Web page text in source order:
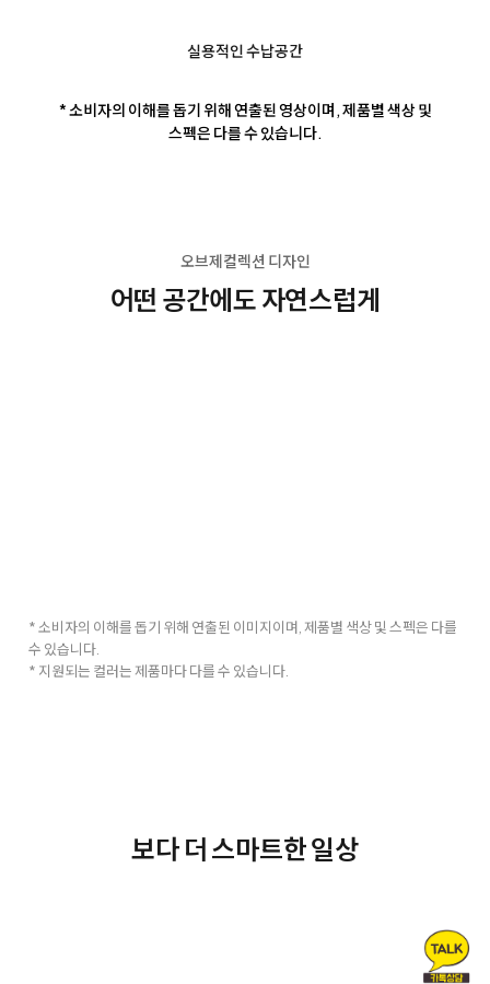
실용적인 수납공간
* 소비자의 이해를 돕기 위해 연출된 영상이며, 제품별 색상 및
스펙은 다를 수 있습니다.
오브제컬렉션 디자인
어떤 공간에도 자연스럽게
* 소비자의 이해를 돕기 위해 연출된 이미지이며, 제품별 색상 및 스펙은 다를
수 있습니다.
* 지원되는 컬러는 제품마다 다를 수 있습니다.
보다 더 스마트한 일상